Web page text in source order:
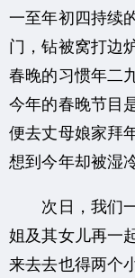
一至年初四持续
门，钻被窝打边
春晚的习惯年二
今年的春晚节目
便去丈母娘家拜
想到今年却被湿
次日，我们一
姐及其女儿再一
来去去也得两个